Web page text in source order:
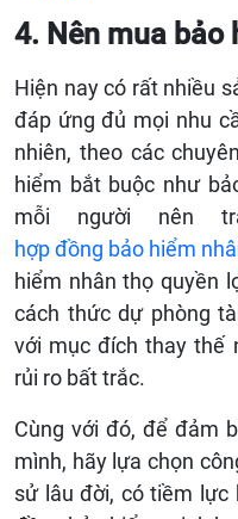
4. Nên mua bảo
Hiện nay có rất nhiều
đáp ứng đủ mọi nhu
nhiên, theo các
hiểm bắt buộc như
mỗi người nên
hợp đồng bảo hiểm
hiểm nhân thọ quyền
cách thức dự phòng
với mục đích thay thế
rủi ro bất trắc.
Cùng với đó, để đảm
mình, hãy lựa chọn
sử lâu đời, có tiềm lực